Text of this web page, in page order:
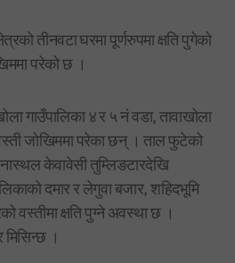
तीनवटा घरमा पूर्णरुपमा क्षति पुगेको
परेको छ ।
गाउँपालिका ४ र ५ नं वडा, तावाखोला
जोखिममा परेका छन् । ताल फुटेको
केवावेसी तुम्लिङटारदेखि
दमार र लेगुवा बजार, शहिदभूमि
वस्तीमा क्षति पुग्ने अवस्था छ ।
।